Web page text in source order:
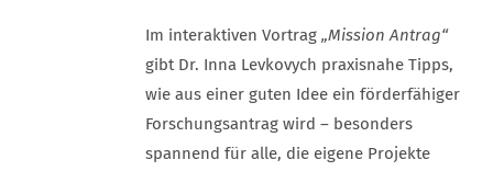
Im interaktiven Vortrag „Mission Antrag“
gibt Dr. Inna Levkovych praxisnahe Tipps,
wie aus einer guten Idee ein förderfähiger
Forschungsantrag wird – besonders
spannend für alle, die eigene Projekte